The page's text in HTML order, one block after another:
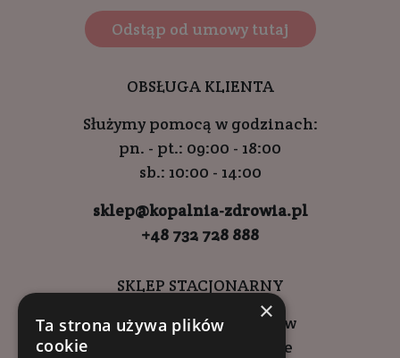
Odstąp od umowy tutaj
OBSŁUGA KLIENTA
Służymy pomocą w godzinach:
pn. - pt.: 09:00 - 18:00
sb.: 10:00 - 14:00
sklep@kopalnia-zdrowia.pl
+48 732 728 888
SKLEP STACJONARNY
ul. Wadowicka 6, Kraków
Kompleks Buma Square
×
Ta strona używa plików
cookie